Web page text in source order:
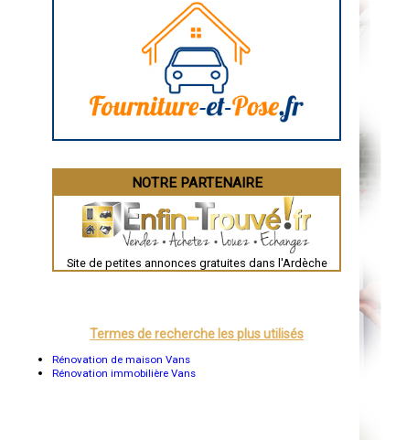
Saint-Brieuc
Besançon
Évreux
Brest
Nîmes
Toulouse
Montpellier
Blois
Saint-Étienne
NOTRE PARTENAIRE
Site de petites annonces gratuites dans l'Ardèche
Termes de recherche les plus utilisés
Rénovation de maison Vans
Rénovation immobilière Vans